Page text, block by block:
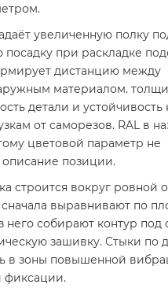
увеличенную полку
при раскладке
дистанцию между
материалом.
детали и устойчивость
от саморезов. RAL в
цветовой параметр не
описание позиции.
строится вокруг ровной
выравнивают по
него собирают контур под
зашивку. Стыки по
в зоны повышенной
фиксации.